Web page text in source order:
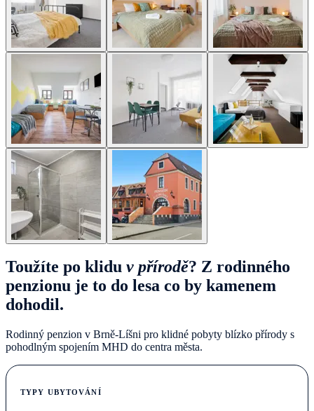
Toužíte po klidu v přírodě? Z rodinného
penzionu je to do lesa co by kamenem
dohodil.
Rodinný penzion v Brně-Líšni pro klidné pobyty blízko přírody s
pohodlným spojením MHD do centra města.
TYPY UBYTOVÁNÍ